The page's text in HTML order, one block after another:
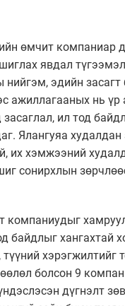
өмчит компаниар
явдал
эдийн засагт
ажиллагааных нь үр
ил тод
Ялангуяа
их хэмжээний
сонирхлын
компаниудыг
байдлыг хангахтай
хэрэгжилтийг
болсон 9
дүгнэлт